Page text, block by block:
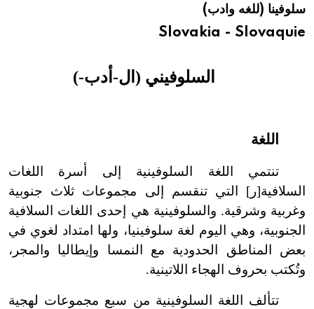
هيئة الموسوعة العربية تطلق موسوعات جديدة في عام 2026سلوفينا (للغه وادب)
Slovakia - Slovaquie
السلوفيني (ال-أدب-)
اللغة
تنتمي اللغة السلوفينية إلى أسرة اللغات
السلافية[ر] التي تنقسم إلى مجموعات ثلاث جنوبية
وغربية وشرقية. والسلوفينية هي إحدى اللغات السلافية
الجنوبية، وهي اليوم لغة سلوفينيا، ولها امتداد لغوي في
بعض المناطق الحدودية مع النمسا وإيطاليا والمجر،
وتُكتب بحروف الهجاء اللاتينية.
تتألف اللغة السلوفينية من سبع مجموعات لهجية